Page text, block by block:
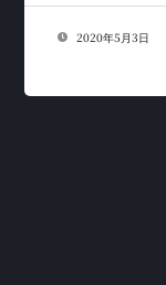
2020年5月3日